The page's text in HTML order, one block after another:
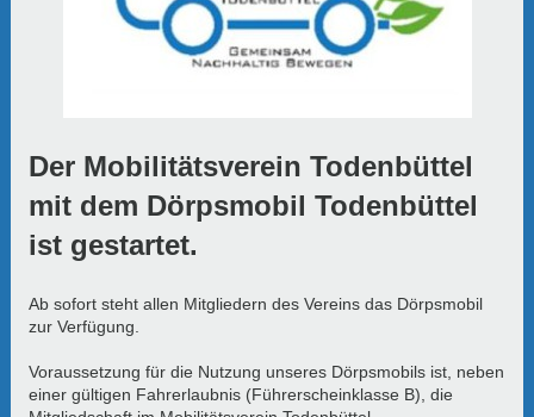
Der Mobilitätsverein Todenbüttel
mit dem Dörpsmobil Todenbüttel
ist gestartet.
Ab sofort steht allen Mitgliedern des Vereins das Dörpsmobil
zur Verfügung.
Voraussetzung für die Nutzung unseres Dörpsmobils ist, neben
einer gültigen Fahrerlaubnis (Führerscheinklasse B), die